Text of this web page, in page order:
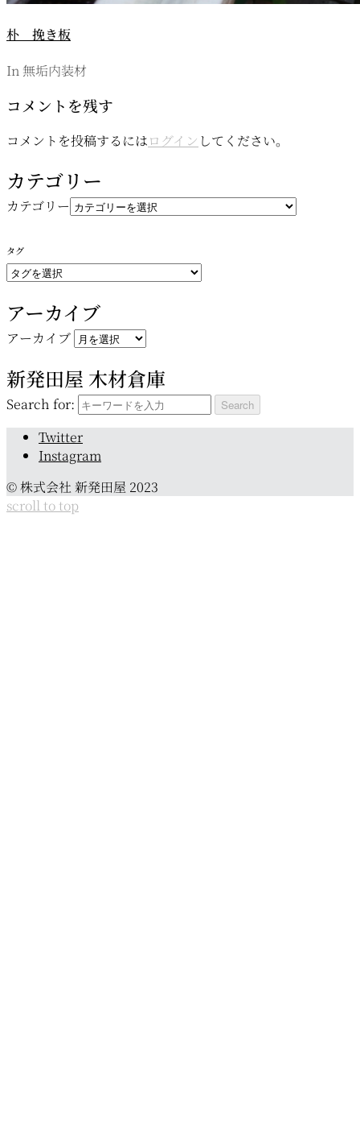
朴 挽き板
In 無垢内装材
コメントを残す
コメントを投稿するにはログイン してください。
カテゴリー
カテゴリー
タグ
アーカイブ
アーカイブ
新発田屋 木材倉庫
Search for:
Twitter
Instagram
© 株式会社 新発田屋 2023
scroll to top